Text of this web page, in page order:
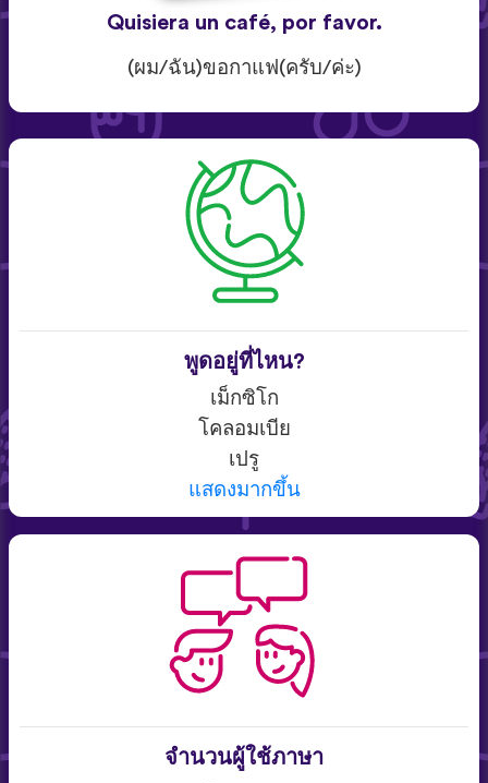
Quisiera un café, por favor.
(ผม/ฉัน)ขอกาแฟ(ครับ/ค่ะ)
พูดอยู่ที่ไหน?
เม็กซิโก
โคลอมเบีย
เปรู
แสดงมากขึ้น
จำนวนผู้ใช้ภาษา